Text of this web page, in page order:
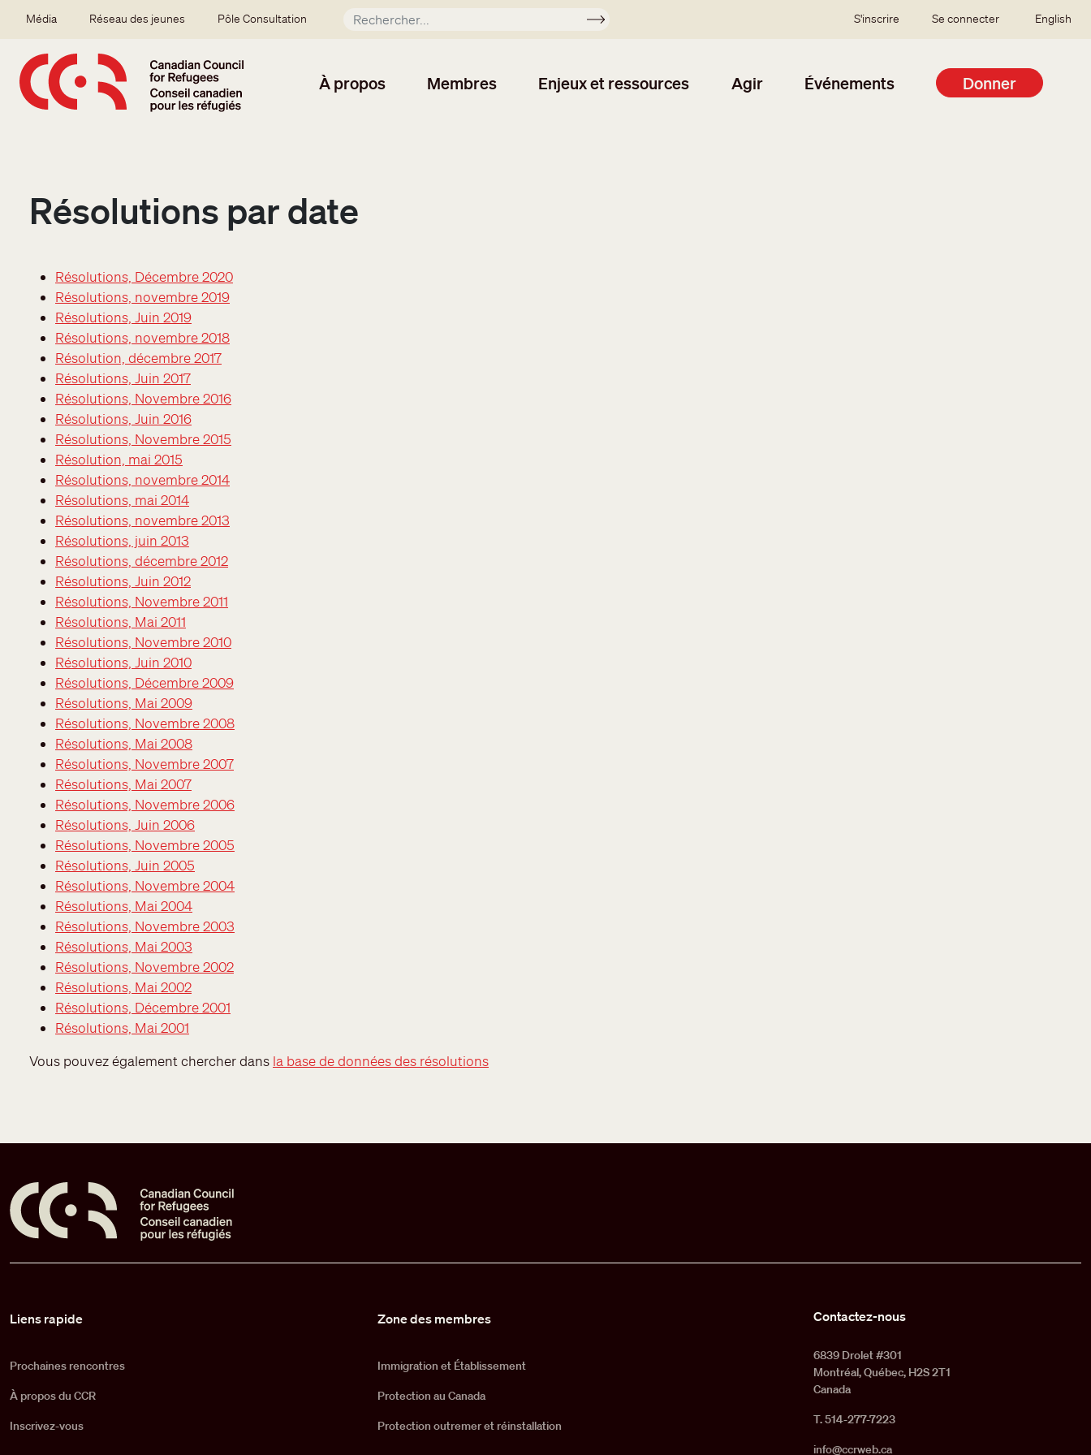
Secondary menu
Média Réseau des jeunes Pôle Consultation Soumettre SSO user menu
S'inscrire Se connecter English
À propos Membres Enjeux et ressources Agir Événements Donner
Résolutions par date
Résolutions, Décembre 2020
Résolutions, novembre 2019
Résolutions, Juin 2019
Résolutions, novembre 2018
Résolution, décembre 2017
Résolutions, Juin 2017
Résolutions, Novembre 2016
Résolutions, Juin 2016
Résolutions, Novembre 2015
Résolution, mai 2015
Résolutions, novembre 2014
Résolutions, mai 2014
Résolutions, novembre 2013
Résolutions, juin 2013
Résolutions, décembre 2012
Résolutions, Juin 2012
Résolutions, Novembre 2011
Résolutions, Mai 2011
Résolutions, Novembre 2010
Résolutions, Juin 2010
Résolutions, Décembre 2009
Résolutions, Mai 2009
Résolutions, Novembre 2008
Résolutions, Mai 2008
Résolutions, Novembre 2007
Résolutions, Mai 2007
Résolutions, Novembre 2006
Résolutions, Juin 2006
Résolutions, Novembre 2005
Résolutions, Juin 2005
Résolutions, Novembre 2004
Résolutions, Mai 2004
Résolutions, Novembre 2003
Résolutions, Mai 2003
Résolutions, Novembre 2002
Résolutions, Mai 2002
Résolutions, Décembre 2001
Résolutions, Mai 2001
Vous pouvez également chercher dans la base de données des résolutions
Liens rapide
Prochaines rencontres
À propos du CCR
Inscrivez-vous
Zone des membres
Immigration et Établissement
Protection au Canada
Protection outremer et réinstallation
Contactez-nous
6839 Drolet #301
Montréal, Québec, H2S 2T1
Canada
T. 514-277-7223
info@ccrweb.ca